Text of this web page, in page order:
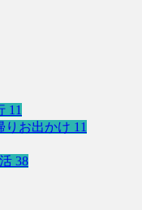
11
りお出かけ 11
38